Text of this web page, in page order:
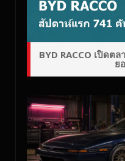
BYD RACCO เปิดต
ย